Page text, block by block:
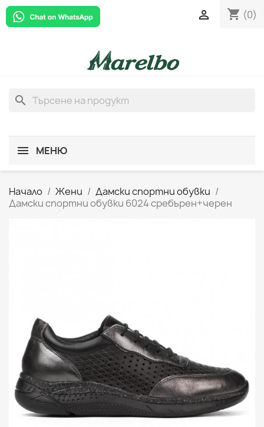
shopping_cart (0)

search
МЕНЮ
Начало Жени
Дамски спортни обувки
Дамски спортни обувки 6024 сребърен+черен